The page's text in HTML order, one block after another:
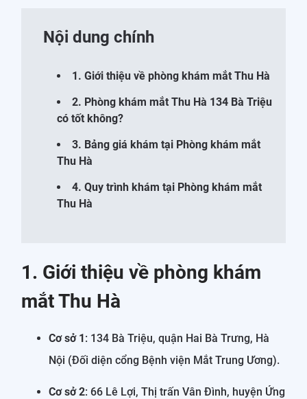
Nội dung chính
1. Giới thiệu về phòng khám mắt Thu Hà
2. Phòng khám mắt Thu Hà 134 Bà Triệu
có tốt không?
3. Bảng giá khám tại Phòng khám mắt
Thu Hà
4. Quy trình khám tại Phòng khám mắt
Thu Hà
1. Giới thiệu về phòng khám
mắt Thu Hà
Cơ sở 1: 134 Bà Triệu, quận Hai Bà Trưng, Hà
Nội (Đối diện cổng Bệnh viện Mắt Trung Ương).
Cơ sở 2: 66 Lê Lợi, Thị trấn Vân Đình, huyện Ứng